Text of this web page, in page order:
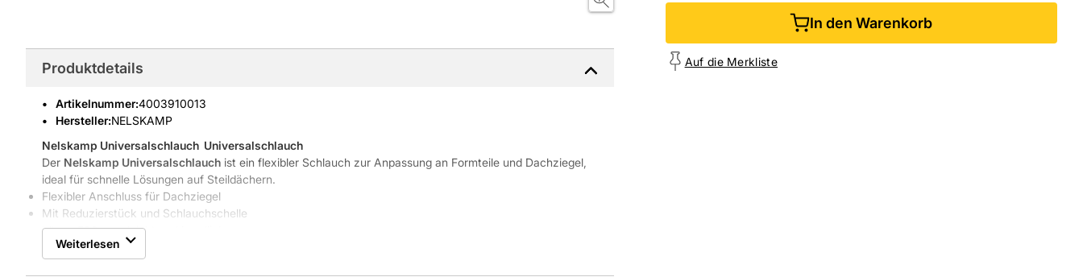
NIEDERLASSUNGEN
In den Warenkorb
Auf die Merkliste
Produktdetails
Artikelnummer:4003910013
Hersteller:NELSKAMP
Nelskamp Universalschlauch  Universalschlauch
Der Nelskamp Universalschlauch ist ein flexibler Schlauch zur Anpassung an Formteile und Dachziegel,
ideal für schnelle Lösungen auf Steildächern.
Flexibler Anschluss für Dachziegel
Mit Reduzierstück und Schlauchschelle
Länge 500 mm, leicht und handlich
Kompatibel mit NELSKAMP Formteilen
Zuverlässige Eigenschaften und Vorteile
Weiterlesen